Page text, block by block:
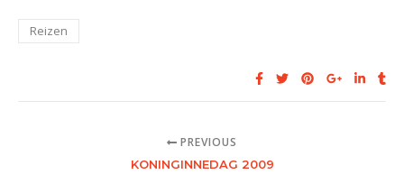
Reizen
PREVIOUS
KONINGINNEDAG 2009